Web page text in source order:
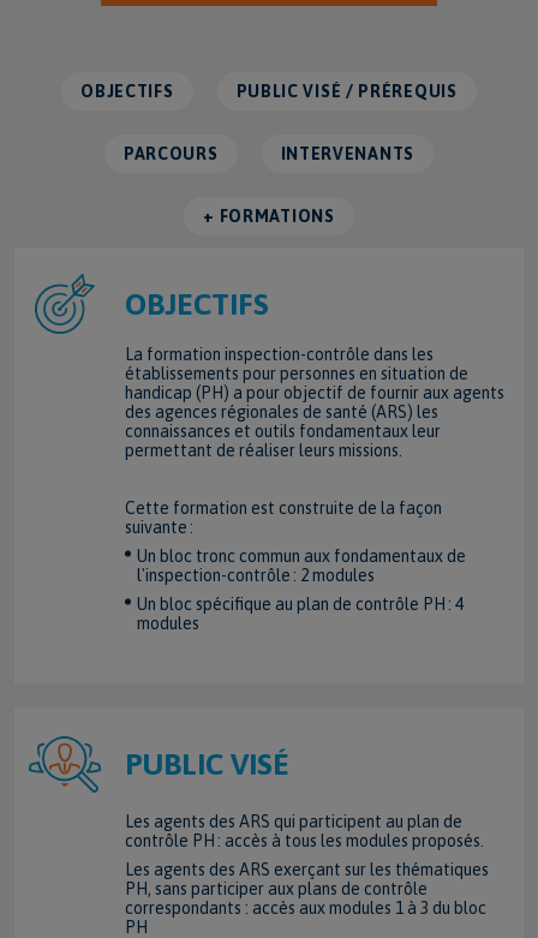
OBJECTIFS PUBLIC VISÉ / PRÉREQUIS
PARCOURS INTERVENANTS
+ FORMATIONS
OBJECTIFS
La formation inspection-contrôle dans les
établissements pour personnes en situation de
handicap (PH) a pour objectif de fournir aux agents
des agences régionales de santé (ARS) les
connaissances et outils fondamentaux leur
permettant de réaliser leurs missions.
Cette formation est construite de la façon
suivante :
Un bloc tronc commun aux fondamentaux de
l'inspection-contrôle : 2 modules
Un bloc spécifique au plan de contrôle PH : 4
modules
PUBLIC VISÉ
Les agents des ARS qui participent au plan de
contrôle PH : accès à tous les modules proposés.
Les agents des ARS exerçant sur les thématiques
PH, sans participer aux plans de contrôle
correspondants : accès aux modules 1 à 3 du bloc
PH